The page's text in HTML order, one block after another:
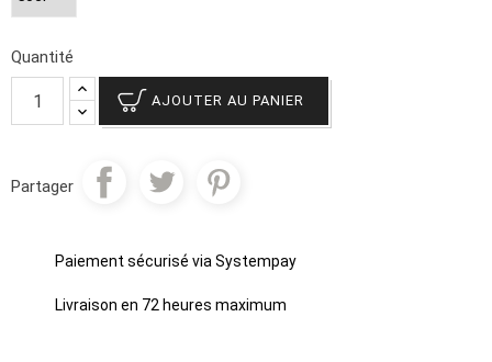
Quantité
AJOUTER AU PANIER
Partager
Paiement sécurisé via Systempay
Livraison en 72 heures maximum